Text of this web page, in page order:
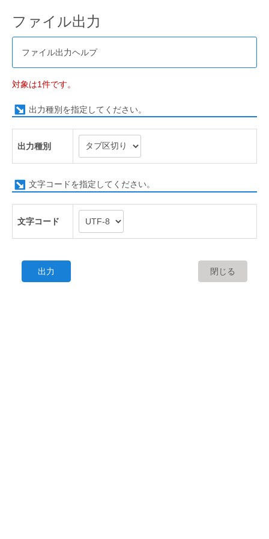
ファイル出力
ファイル出力ヘルプ
対象は1件です。
出力種別を指定してください。
出力種別
文字コードを指定してください。
文字コード